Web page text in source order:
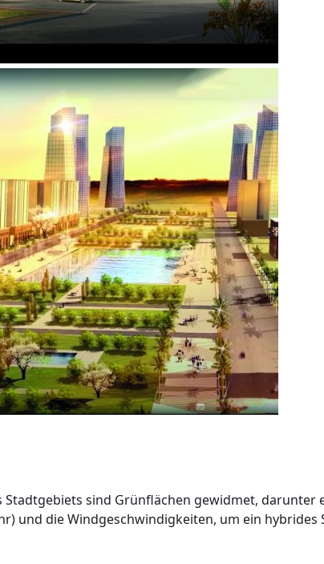
Stadtgebiets sind Grünflächen gewidmet,
und die Windgeschwindigkeiten, um ein